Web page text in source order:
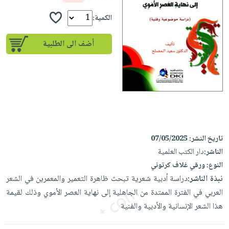
إختياراتنا
كتب
أكاديمية
صندوق
القراءة
English
iKitab
بلا
حدود
أسئلة
يتكرر
طرحها
Android
تحميل
iKitab
على
Apple
أسئلة
يتكرر
طرحها
تحميل
masmu3
على
Android
على
Apple
المواضيع
الأكثر
مبيعاً
إختياراتنا
وسائل
تعليمية
جوائز
تعليمية
الصحة
والعناية
الشخصية
جديد
العناية
الشخصية
العناية
وتصفيف
الشعر
العناية
والسفرة
جديد
الكل
أواني
الطهي
أدوات
متجر
الهدايا
الكمية:
أضف الى الطلبية
تاريخ النشر:07/05/2025
الناشر:دار الكتب العلمية
النوع:ورقي غلاف كرتوني
نبذة الناشر:دراسة أدبية شعرية تبحث ظاهرة التعمير والمعمرين في الشعر
العربي في الفترة الممتدة من الجاهلية إلى نهاية العصر الأموي وذلك لقيمة
هذا الشعر الإنسانية والأدبية والفنية